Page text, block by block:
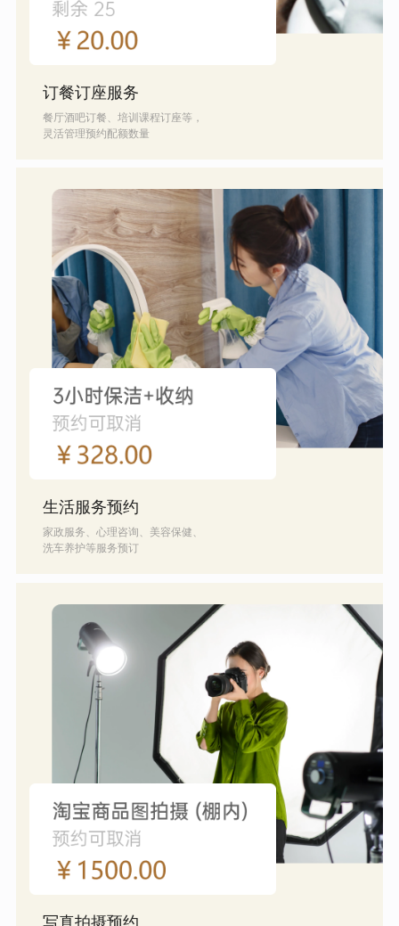
订餐订座服务
餐厅酒吧订餐、培训课程订座等，
灵活管理预约配额数量
生活服务预约
家政服务、心理咨询、美容保健、
洗车养护等服务预订
写真拍摄预约